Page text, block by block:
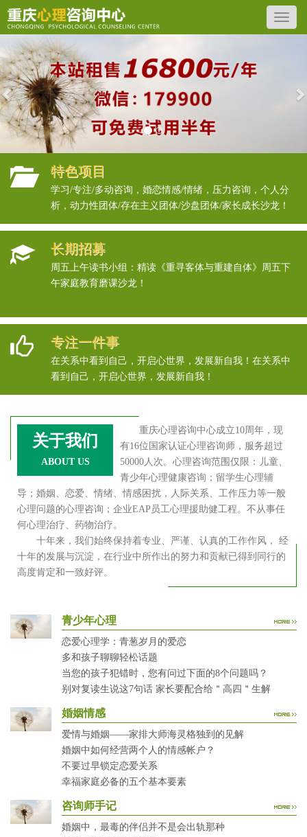
Previous
特色项目
学习/专注/多动咨询，婚恋情感/情绪，压力咨询，个人分
析，动力性团体/存在主义团体/沙盘团体/家长成长沙龙！
长期招募
周五上午读书小组：精读《重寻客体与重建自体》周五下
午家庭教育磨课沙龙！
专注一件事
在关系中看到自己，开启心世界，发展新自我！在关系中
看到自己，开启心世界，发展新自我！
关于我们
ABOUT US
重庆心理咨询中心成立10周年，现
有16位国家认证心理咨询师，服务超过
50000人次。心理咨询范围仅限：儿童、
青少年心理健康咨询；留学生心理辅
导；婚姻、恋爱、情绪、情感困扰，人际关系、工作压力等一般
心理问题的心理咨询；企业EAP员工心理援助健工程。不从事任
何心理治疗、药物治疗。
十年来，我们始终保持着专业、严谨、认真的工作作风， 经
十年的发展与沉淀，在行业中所作出的努力和贡献已得到同行的
高度肯定和一致好评。
青少年心理
恋爱心理学：青葱岁月的爱恋
多和孩子聊聊轻松话题
当您的孩子犯错时，您有问过下面的8个问题吗？
别对复读生说这7句话 家长要配合给＂高四＂生解
婚姻情感
爱情与婚姻——家排大师海灵格独到的见解
婚姻中如何经营两个人的情感帐户？
不要过早锁定恋爱关系
幸福家庭必备的五个基本要素
咨询师手记
婚姻中，最毒的伴侣并不是会出轨那种